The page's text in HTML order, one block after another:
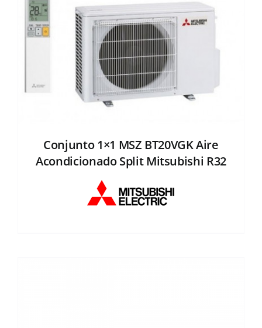
Conjunto 1×1 MSZ BT20VGK Aire
Acondicionado Split Mitsubishi R32